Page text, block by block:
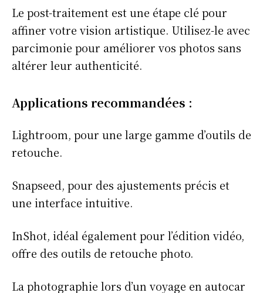
Le post-traitement est une étape clé pour
affiner votre vision artistique. Utilisez-le avec
parcimonie pour améliorer vos photos sans
altérer leur authenticité.
Applications recommandées :
Lightroom, pour une large gamme d’outils de
retouche.
Snapseed, pour des ajustements précis et
une interface intuitive.
InShot, idéal également pour l’édition vidéo,
offre des outils de retouche photo.
La photographie lors d’un voyage en autocar